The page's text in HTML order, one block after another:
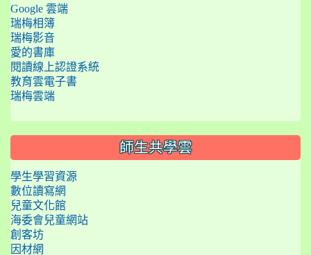
Google 雲端
瑞梅相簿
瑞梅影音
愛的書庫
閱讀線上認證系統
教育雲電子書
瑞梅雲端
師生共學雲
學生學習資源
數位讀寫網
兒童文化館
海委會兒童網站
創客坊
因材網